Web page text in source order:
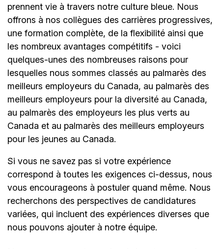
prennent vie à travers notre culture bleue. Nous
offrons à nos collègues des carrières progressives,
une formation complète, de la flexibilité ainsi que
les nombreux avantages compétitifs - voici
quelques-unes des nombreuses raisons pour
lesquelles nous sommes classés au palmarès des
meilleurs employeurs du Canada, au palmarès des
meilleurs employeurs pour la diversité au Canada,
au palmarès des employeurs les plus verts au
Canada et au palmarès des meilleurs employeurs
pour les jeunes au Canada.
Si vous ne savez pas si votre expérience
correspond à toutes les exigences ci-dessus, nous
vous encourageons à postuler quand même. Nous
recherchons des perspectives de candidatures
variées, qui incluent des expériences diverses que
nous pouvons ajouter à notre équipe.